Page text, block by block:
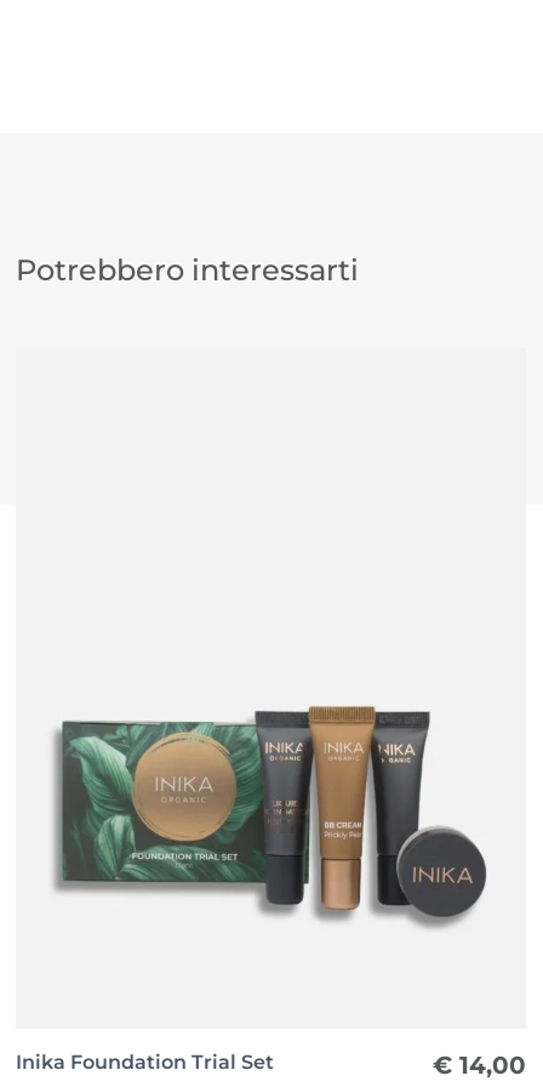
Potrebbero interessarti
Inika Foundation Trial Set € 14,00